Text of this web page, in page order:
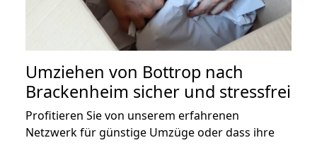
Umziehen von Bottrop nach
Brackenheim sicher und stressfrei
Profitieren Sie von unserem erfahrenen
Netzwerk für günstige Umzüge oder dass ihre